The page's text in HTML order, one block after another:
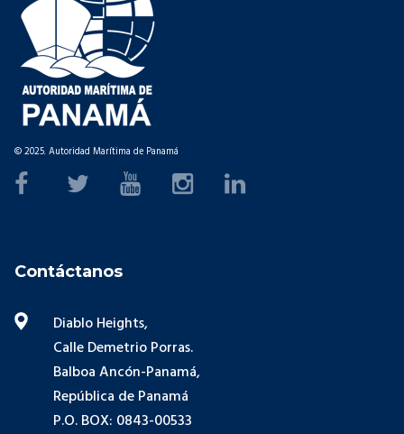
© 2025. Autoridad Marítima de Panamá
Contáctanos
Diablo Heights,
Calle Demetrio Porras.
Balboa Ancón-Panamá,
República de Panamá
P.O. BOX: 0843-00533